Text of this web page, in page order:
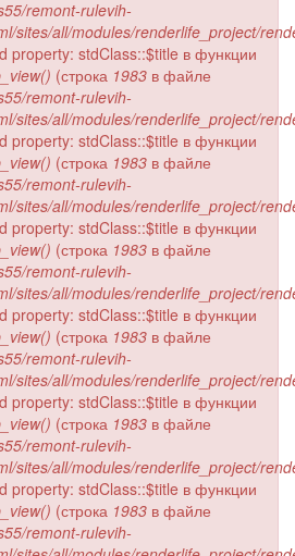
remont-rulevih-
sites/all/modules/renderlife_project/
property: stdClass::$title в функции
(строка 1983 в файле
remont-rulevih-
sites/all/modules/renderlife_project/
property: stdClass::$title в функции
(строка 1983 в файле
remont-rulevih-
sites/all/modules/renderlife_project/
property: stdClass::$title в функции
(строка 1983 в файле
remont-rulevih-
sites/all/modules/renderlife_project/
property: stdClass::$title в функции
(строка 1983 в файле
remont-rulevih-
sites/all/modules/renderlife_project/
property: stdClass::$title в функции
(строка 1983 в файле
remont-rulevih-
sites/all/modules/renderlife_project/
property: stdClass::$title в функции
(строка 1983 в файле
remont-rulevih-